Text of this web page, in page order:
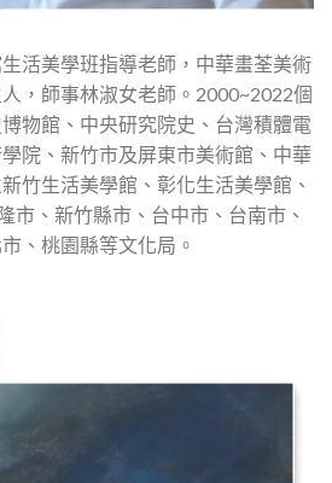
活美學班指導老師，中華畫荃美術
，師事林淑女老師。2000~2022個
物館、中央研究院史、台灣積體電
院、新竹市及屏東市美術館、中華
竹生活美學館、彰化生活美學館、
市、新竹縣市、台中市、台南市、
、桃園縣等文化局。